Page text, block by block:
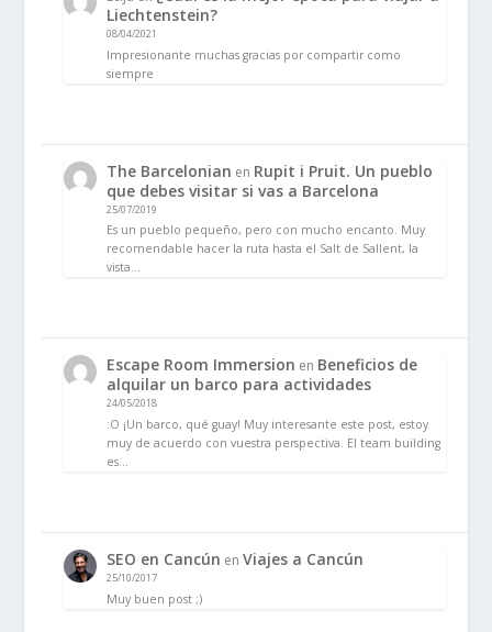
Liechtenstein?
08/04/2021
Impresionante muchas gracias por compartir como
siempre
The Barcelonian en Rupit i Pruit. Un pueblo
que debes visitar si vas a Barcelona
25/07/2019
Es un pueblo pequeño, pero con mucho encanto. Muy
recomendable hacer la ruta hasta el Salt de Sallent, la
vista…
Escape Room Immersion en Beneficios de
alquilar un barco para actividades
24/05/2018
:O ¡Un barco, qué guay! Muy interesante este post, estoy
muy de acuerdo con vuestra perspectiva. El team building
es…
SEO en Cancún enViajes a Cancún
25/10/2017
Muy buen post ;)